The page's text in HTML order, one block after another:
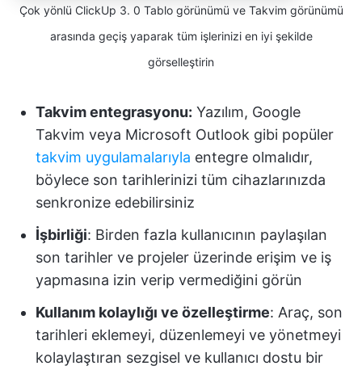
Çok yönlü ClickUp 3. 0 Tablo görünümü ve Takvim görünümü
arasında geçiş yaparak tüm işlerinizi en iyi şekilde
görselleştirin
Takvim entegrasyonu: Yazılım, Google
Takvim veya Microsoft Outlook gibi popüler
takvim uygulamalarıyla entegre olmalıdır,
böylece son tarihlerinizi tüm cihazlarınızda
senkronize edebilirsiniz
İşbirliği: Birden fazla kullanıcının paylaşılan
son tarihler ve projeler üzerinde erişim ve iş
yapmasına izin verip vermediğini görün
Kullanım kolaylığı ve özelleştirme: Araç, son
tarihleri eklemeyi, düzenlemeyi ve yönetmeyi
kolaylaştıran sezgisel ve kullanıcı dostu bir